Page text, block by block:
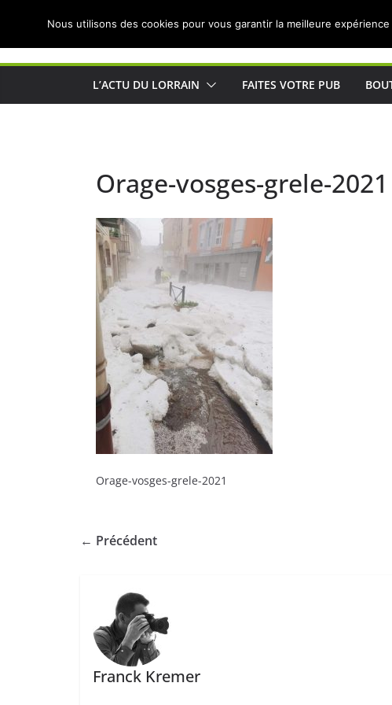
Actualités de Lorraine pour les Lorrains
L’ACTU DU LORRAIN FAITES VOTRE PUB
Orage-vosges-grele-2021
Orage-vosges-grele-2021
← Précédent
Franck Kremer
Nous utilisons des cookies pour vous garantir la meilleure